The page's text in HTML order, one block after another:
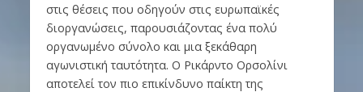
στις θέσεις που οδηγούν στις ευρωπαϊκές
διοργανώσεις, παρουσιάζοντας ένα πολύ
οργανωμένο σύνολο και μια ξεκάθαρη
αγωνιστική ταυτότητα. Ο Ρικάρντο Ορσολίνι
αποτελεί τον πιο επικίνδυνο παίκτη της